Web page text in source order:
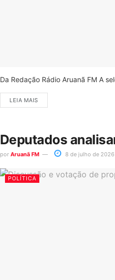
Da Redação Rádio Aruanã FM A
LEIA MAIS
Deputados
por Aruanã FM 8 de julho de 2026
POLÍTICA